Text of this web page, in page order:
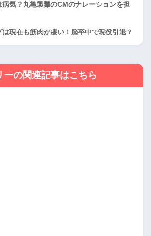
気？丸亀製麺のCMのナレーションを担
は現在も筋肉が凄い！脳卒中で現役引退？
ーの関連記事はこちら